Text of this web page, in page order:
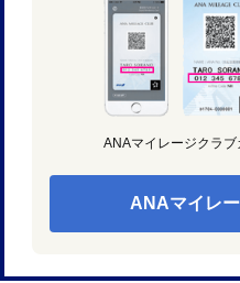
ANAマイレージクラブ
ANAマイレ